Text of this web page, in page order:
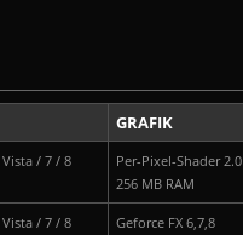
GRAFIK
/ 7 / 8
Per-Pixel-Shader 2.0
256 MB RAM
/ 7 / 8
Geforce FX 6,7,8